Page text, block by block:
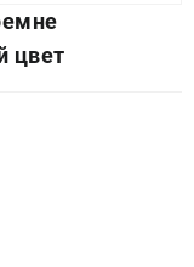
цвет